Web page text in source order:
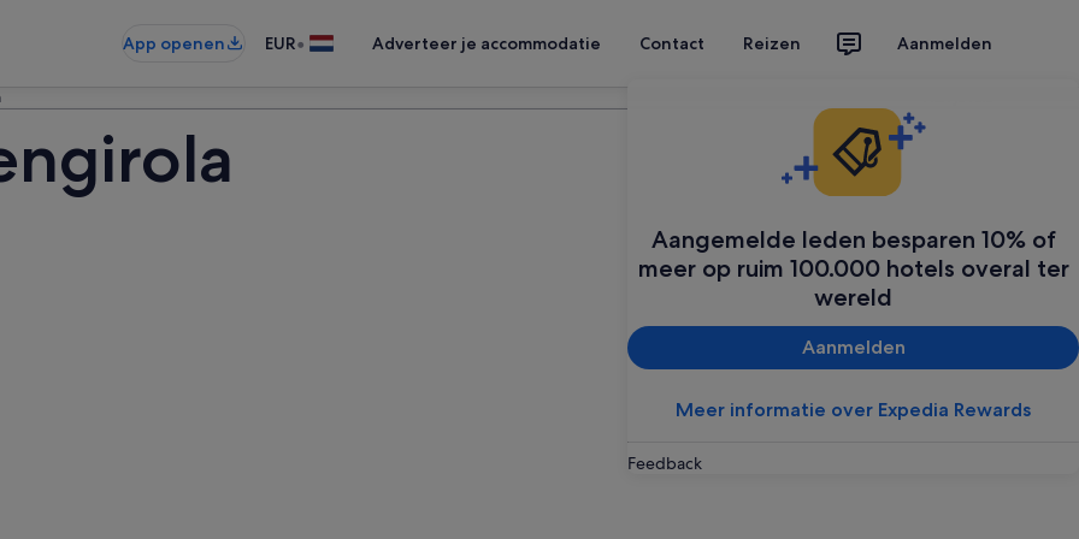
App openen EUR• Adverteer je accommodatie Contact Reizen Aanmelden
Aangemelde leden besparen 10% of
meer op ruim 100.000 hotels overal ter
wereld
Aanmelden
Meer informatie over Expedia Rewards
Feedback